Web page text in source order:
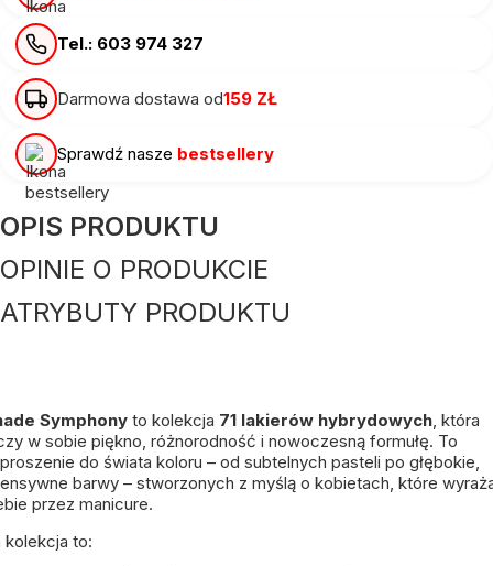
Tel.: 603 974 327
Darmowa dostawa od159 ZŁ
Sprawdź nasze bestsellery
OPIS PRODUKTU
OPINIE O PRODUKCIE
ATRYBUTY PRODUKTU
Symphony to kolekcja 71 lakierów hybrydowych , która
w sobie piękno, różnorodność i nowoczesną formułę. To
do świata koloru – od subtelnych pasteli po głębokie,
barwy – stworzonych z myślą o kobietach, które
przez manicure.
kolekcja to: